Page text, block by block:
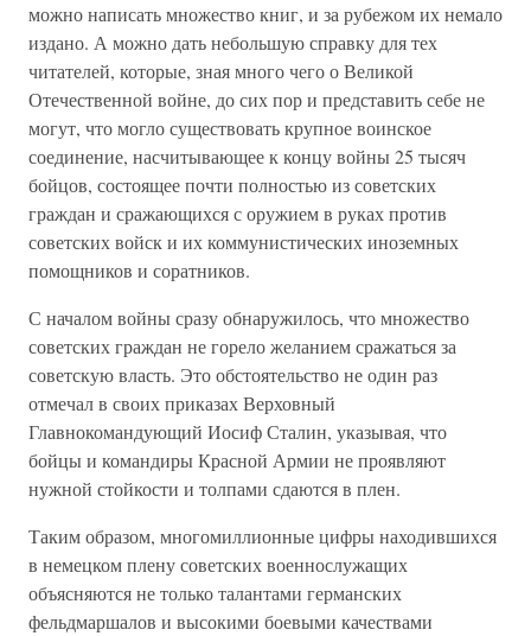
можно написать множество книг, и за рубежом их немало
издано. А можно дать небольшую справку для тех
читателей, которые, зная много чего о Великой
Отечественной войне, до сих пор и представить себе не
могут, что могло существовать крупное воинское
соединение, насчитывающее к концу войны 25 тысяч
бойцов, состоящее почти полностью из советских
граждан и сражающихся с оружием в руках против
советских войск и их коммунистических иноземных
помощников и соратников.
С началом войны сразу обнаружилось, что множество
советских граждан не горело желанием сражаться за
советскую власть. Это обстоятельство не один раз
отмечал в своих приказах Верховный
Главнокомандующий Иосиф Сталин, указывая, что
бойцы и командиры Красной Армии не проявляют
нужной стойкости и толпами сдаются в плен.
Таким образом, многомиллионные цифры находившихся
в немецком плену советских военнослужащих
объясняются не только талантами германских
фельдмаршалов и высокими боевыми качествами